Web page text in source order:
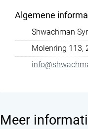
Algemene
Shwachman
Molenring 113,
Meer